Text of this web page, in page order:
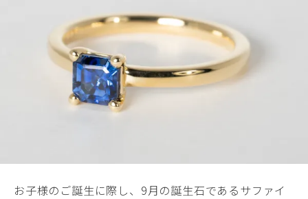
お子様のご誕生に際し、9月の誕生石であるサファイ